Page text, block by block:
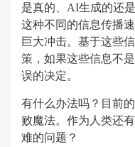
是真的、AI生成的还
这种不同的信息传播
巨大冲击。基于这些
策，如果这些信息不
误的决定。
有什么办法吗？目前
败魔法。作为人类还
难的问题？